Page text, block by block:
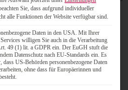
und nicht zuletzt die
Nach dem
PH Freiburg schließlich für
mit der uniWAHL-
Open-Source-Komponente
entschieden.
eine offene und ehrliche
Sie, dass aufgrund individueller
alle Funktionen der Website verfügbar sind.
Daten in den USA. Mit Ihrer
willigen Sie auch in die Verarbeitung
49 (1) lit. a GDPR ein. Der EuGH stuft die
Datenschutz nach EU-Standards ein. Es
dass US-Behörden personenbezogene Daten
ohne dass für Europäerinnen und